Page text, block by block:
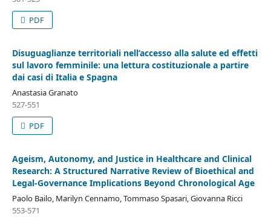
PDF
Disuguaglianze territoriali nell’accesso alla salute ed effetti
sul lavoro femminile: una lettura costituzionale a partire
dai casi di Italia e Spagna
Anastasia Granato
527-551
PDF
Ageism, Autonomy, and Justice in Healthcare and Clinical
Research: A Structured Narrative Review of Bioethical and
Legal-Governance Implications Beyond Chronological Age
Paolo Bailo, Marilyn Cennamo, Tommaso Spasari, Giovanna Ricci
553-571